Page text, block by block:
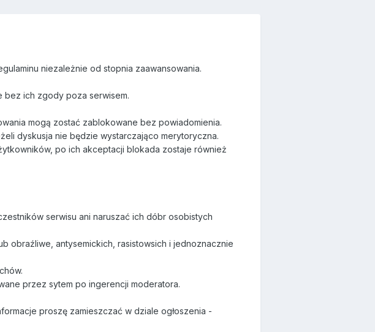
niezależnie od stopnia zaawansowania.
bez ich zgody poza serwisem.
mogą zostać zablokowane bez powiadomienia.
dyskusja nie będzie wystarczająco merytoryczna.
po ich akceptacji blokada zostaje również
serwisu ani naruszać ich dóbr osobistych
obraźliwe, antysemickich, rasistowsich i jednoznacznie
przez sytem po ingerencji moderatora.
proszę zamieszczać w dziale ogłoszenia -